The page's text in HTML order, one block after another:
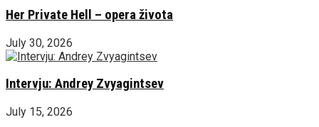
Her Private Hell – opera života
July 30, 2026
Intervju: Andrey Zvyagintsev
July 15, 2026